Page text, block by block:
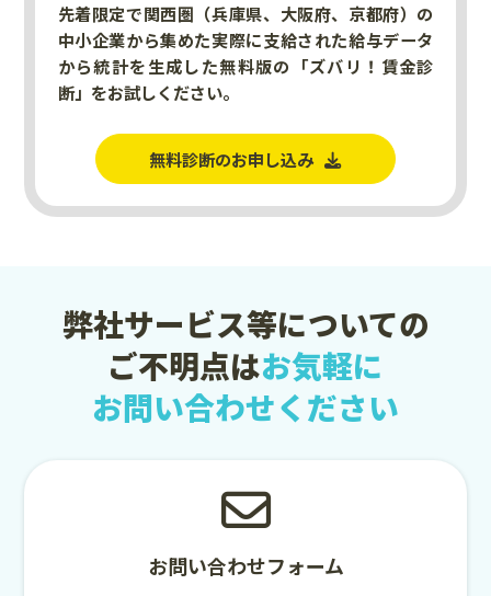
先着限定で関西圏（兵庫県、大阪府、京都府）の
中小企業から集めた実際に支給された給与データ
から統計を生成した無料版の「ズバリ！賃金診
断」をお試しください。
無料診断のお申し込み
弊社サービス等についての
ご不明点はお気軽に
お問い合わせください
お問い合わせフォーム